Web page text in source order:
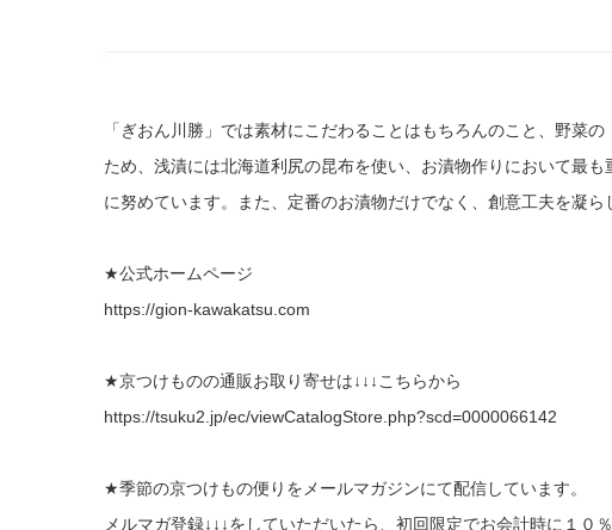
「ぎおん川勝」では素材にこだわることはもちろんのこと、野菜
ため、浅漬には北海道利尻の昆布を使い、お漬物作りにおいて最
に努めています。また、定番のお漬物だけでなく、創意工夫を凝
★公式ホームページ
https://gion-kawakatsu.com
★京つけものの通販お取り寄せは↓↓↓こちらから
https://tsuku2.jp/ec/viewCatalogStore.php?scd=0000066142
★季節の京つけもの便りをメールマガジンにて配信しています。
メルマガ登録↓↓↓をしていただいたら、初回限定でお会計時に１０